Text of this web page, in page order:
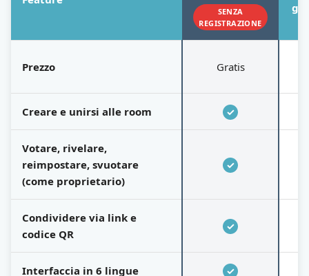
SENZA
REGISTRAZIONE
Prezzo Gratis
Creare e unirsi alle room ✓
Votare, rivelare,
reimpostare, svuotare
(come proprietario)
✓
Condividere via link e
codice QR
✓
Interfaccia in 6 lingue ✓